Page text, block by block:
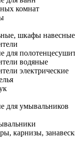
комнат
шкафы навесные
для
водяные
электрические
для умывальников
карнизы,